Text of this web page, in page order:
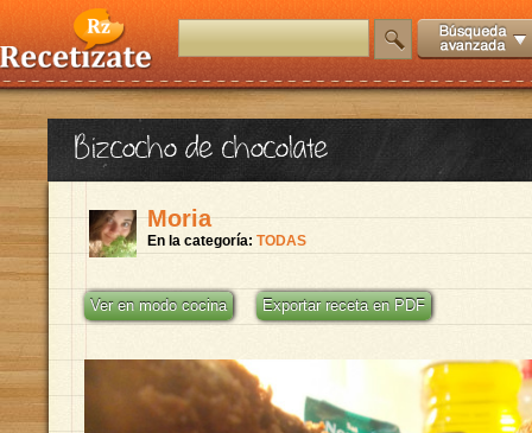
Bizcocho de chocolate
Moria
En la categoría: TODAS
Ver en modo cocina Exportar receta en PDF